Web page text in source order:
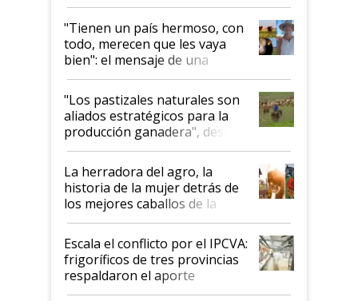
"Tienen un país hermoso, con
todo, merecen que les vaya
bien": el mensaje de una
ganadera uruguaya sobre las
oportunidades que se abren
para el agro en Argentina, con
foco en la carne
"Los pastizales naturales son
aliados estratégicos para la
producción ganadera", destaca
la iniciativa que ya reúne a 46
establecimientos en Argentina
La herradora del agro, la
historia de la mujer detrás de
los mejores caballos de la
Argentina y los mitos que
todavía hacen sufrir a estos
animales: "Mientras me
descalificaban, yo seguí
haciendo currículum"
Escala el conflicto por el IPCVA:
frigoríficos de tres provincias
respaldaron el aporte
obligatorio